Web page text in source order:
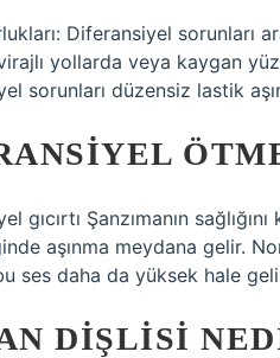
Diferansiyel sorunları
yollarda veya kaygan
sorunları düzensiz lastik
gıcırtı Şanzımanın
aşınma meydana gelir.
ses daha da yüksek hale
DIŞLISI